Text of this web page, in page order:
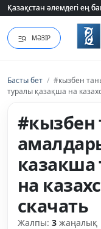
Қазақстан әлемдегі ең
Қазақстан әлемдегі ең
МӘЗІР
Басты бет / #кызбен
туралы қазақша на
#кызбен
казакша
на
скачать
Жалпы: 3 жаңалық